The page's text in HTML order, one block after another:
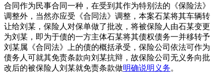
合同作为民事合同一种，在受到其作为特别法的《保险法》
调整外，当然亦应受《合同法》调整，本案石某将其车辆转
让给刘某，保险人对保单做了批改，将被保险人由石某变更
为刘某，即为于债的一方主体石某将其债权债务一并移转予
刘某属《合同法》上的债的概括承受，保险公司依法可作为
债务人可就其免责条款向刘某抗辩，故保险公司无义务向批
改后的被保险人刘某就免责条款做明确说明义务。